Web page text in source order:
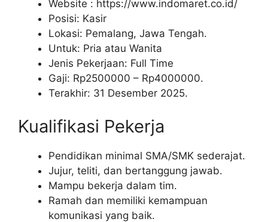
Website : https://www.indomaret.co.id/
Posisi: Kasir
Lokasi: Pemalang, Jawa Tengah.
Untuk: Pria atau Wanita
Jenis Pekerjaan: Full Time
Gaji: Rp2500000 – Rp4000000.
Terakhir: 31 Desember 2025.
Kualifikasi Pekerja
Pendidikan minimal SMA/SMK sederajat.
Jujur, teliti, dan bertanggung jawab.
Mampu bekerja dalam tim.
Ramah dan memiliki kemampuan
komunikasi yang baik.